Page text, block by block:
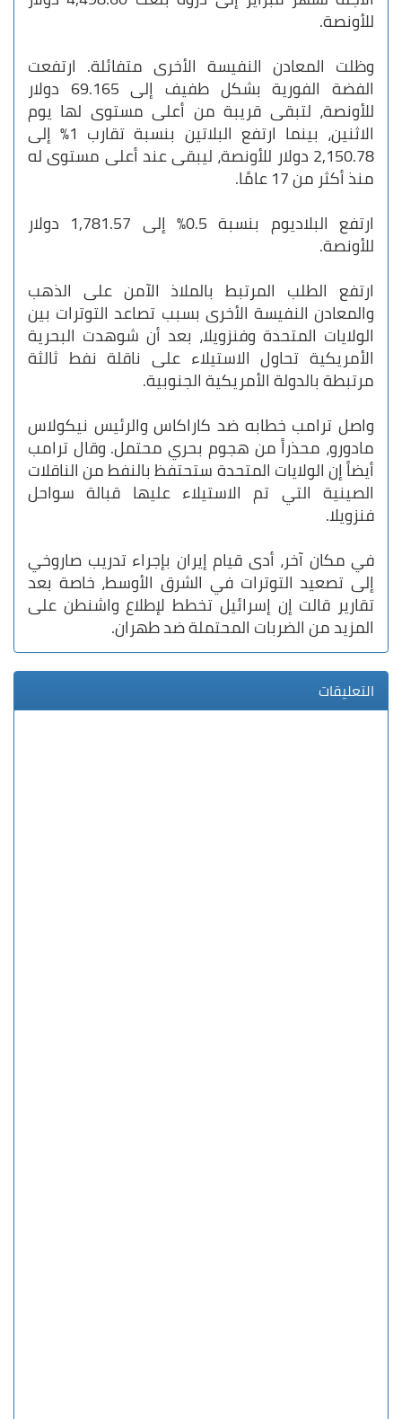
للأونصة.
وظلت المعادن النفيسة الأخرى متفائلة. ارتفعت
الفضة الفورية بشكل طفيف إلى 69.165 دولار
للأونصة، لتبقى قريبة من أعلى مستوى لها يوم
الاثنين، بينما ارتفع البلاتين بنسبة تقارب 1% إلى
2,150.78 دولار للأونصة، ليبقى عند أعلى مستوى له
منذ أكثر من 17 عامًا.
ارتفع البلاديوم بنسبة 0.5% إلى 1,781.57 دولار
للأونصة.
ارتفع الطلب المرتبط بالملاذ الآمن على الذهب
والمعادن النفيسة الأخرى بسبب تصاعد التوترات بين
الولايات المتحدة وفنزويلا، بعد أن شوهدت البحرية
الأمريكية تحاول الاستيلاء على ناقلة نفط ثالثة
مرتبطة بالدولة الأمريكية الجنوبية.
واصل ترامب خطابه ضد كاراكاس والرئيس نيكولاس
مادورو، محذراً من هجوم بحري محتمل. وقال ترامب
أيضاً إن الولايات المتحدة ستحتفظ بالنفط من الناقلات
الصينية التي تم الاستيلاء عليها قبالة سواحل
فنزويلا.
في مكان آخر، أدى قيام إيران بإجراء تدريب صاروخي
إلى تصعيد التوترات في الشرق الأوسط، خاصة بعد
تقارير قالت إن إسرائيل تخطط لإطلاع واشنطن على
المزيد من الضربات المحتملة ضد طهران.
التعليقات